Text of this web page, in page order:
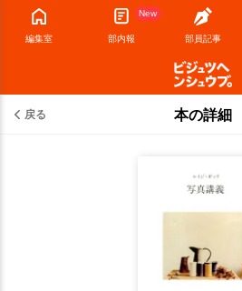
編集室
New
部内報 部員記事
戻る 本の詳細